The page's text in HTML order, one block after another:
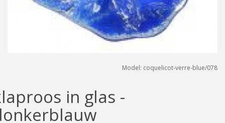
Model: coquelicot-verre-blue/078
in glas -